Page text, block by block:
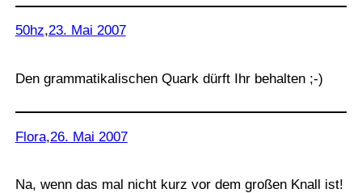
50hz,23. Mai 2007
Den grammatikalischen Quark dürft Ihr behalten ;-)
Flora,26. Mai 2007
Na, wenn das mal nicht kurz vor dem großen Knall ist!